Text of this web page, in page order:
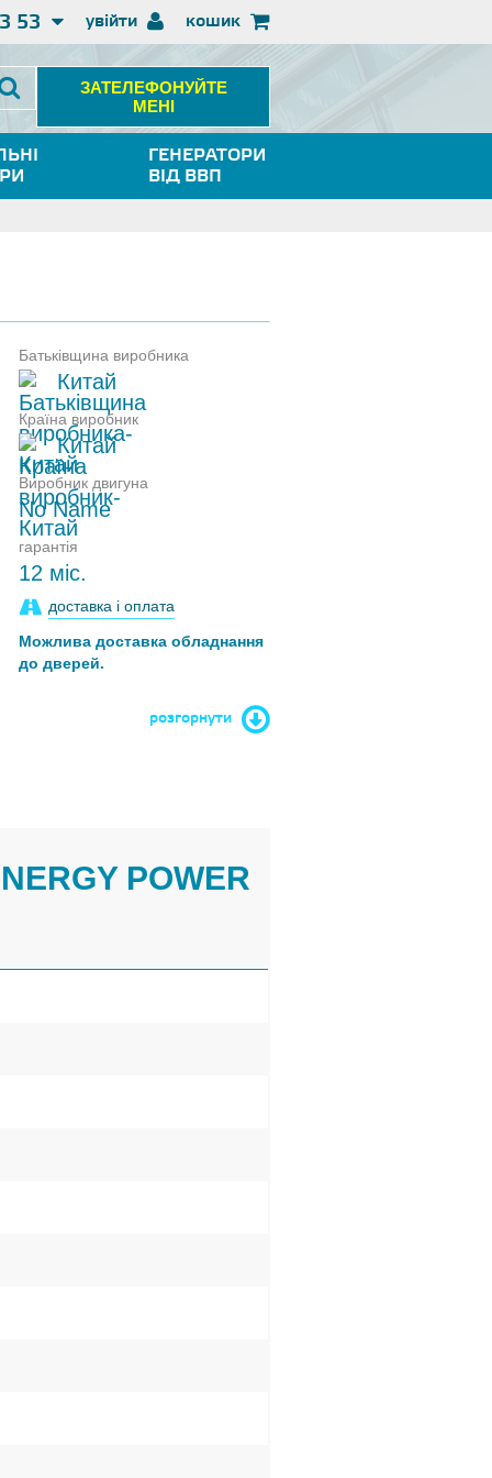
увійти
53 кошик
ЗАТЕЛЕФОНУЙТЕ
МЕНІ
ГЕНЕРАТОРИ
ВІД ВВП
Батьківщина виробника
Китай
Країна виробник
Китай
Виробник двигуна
No Name
гарантія
12 міс.
доставка і оплата
Можлива доставка обладнання
до дверей.
розгорнути
POWER